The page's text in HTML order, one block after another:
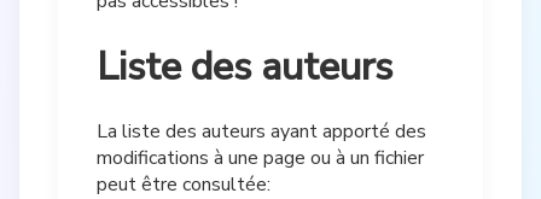
Liste des auteurs
La liste des auteurs ayant apporté des
modifications à une page ou à un fichier
peut être consultée: